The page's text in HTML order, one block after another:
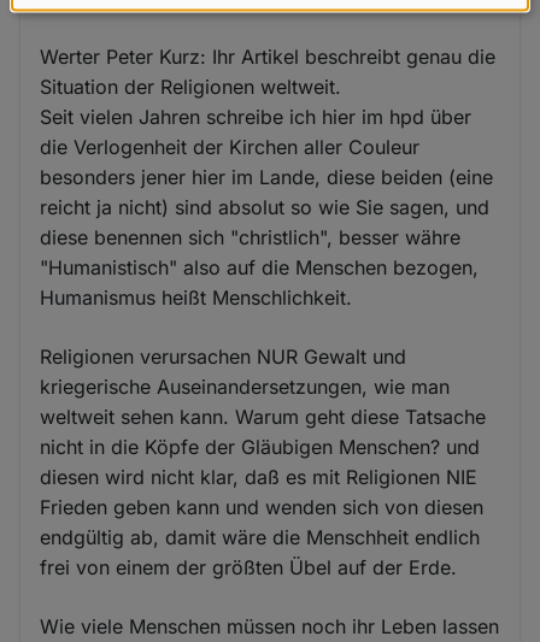
Werter Peter Kurz: Ihr Artikel beschreibt genau die
Situation der Religionen weltweit.
Seit vielen Jahren schreibe ich hier im hpd über
die Verlogenheit der Kirchen aller Couleur
besonders jener hier im Lande, diese beiden (eine
reicht ja nicht) sind absolut so wie Sie sagen, und
diese benennen sich "christlich", besser währe
"Humanistisch" also auf die Menschen bezogen,
Humanismus heißt Menschlichkeit.
Religionen verursachen NUR Gewalt und
kriegerische Auseinandersetzungen, wie man
weltweit sehen kann. Warum geht diese Tatsache
nicht in die Köpfe der Gläubigen Menschen? und
diesen wird nicht klar, daß es mit Religionen NIE
Frieden geben kann und wenden sich von diesen
endgültig ab, damit wäre die Menschheit endlich
frei von einem der größten Übel auf der Erde.
Wie viele Menschen müssen noch ihr Leben lassen
Daten
und
Cookies